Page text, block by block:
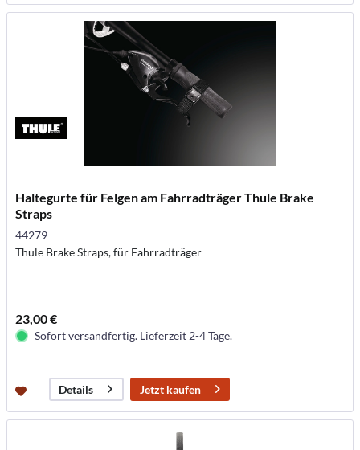
Haltegurte für Felgen am Fahrradträger Thule Brake
Straps
44279
Thule Brake Straps, für Fahrradträger
23,00 €
Sofort versandfertig. Lieferzeit 2-4 Tage.
Details Jetzt kaufen